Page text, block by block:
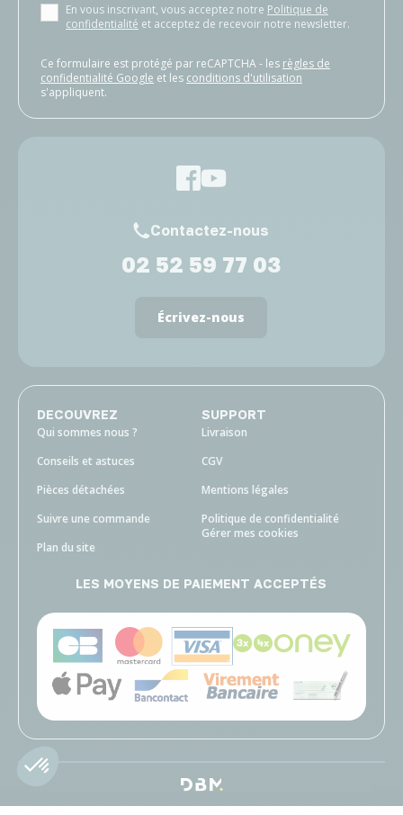
En vous inscrivant, vous acceptez notre Politique de
confidentialité et acceptez de recevoir notre newsletter.
Ce formulaire est protégé par reCAPTCHA - les règles de
confidentialité Google et les conditions d'utilisation
s'appliquent.
Contactez-nous
02 52 59 77 03
Écrivez-nous
DECOUVREZ
Qui sommes nous ?
Conseils et astuces
Pièces détachées
Suivre une commande
Plan du site
SUPPORT
Livraison
CGV
Mentions légales
Politique de confidentialité
Gérer mes cookies
LES MOYENS DE PAIEMENT ACCEPTÉS